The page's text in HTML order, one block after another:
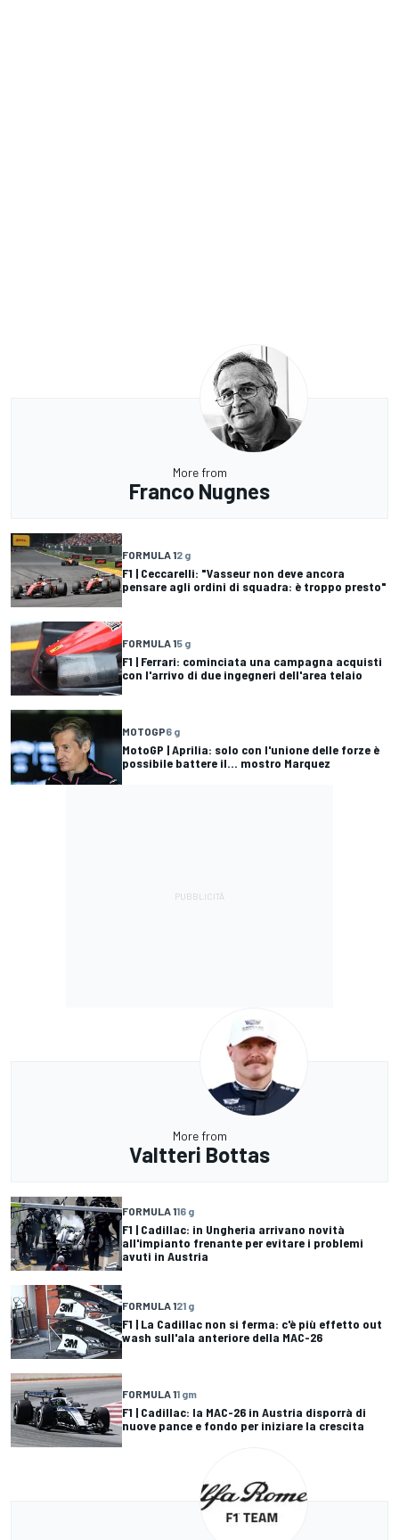
More from
Franco Nugnes
FORMULA 12 g
F1 | Ceccarelli: "Vasseur non deve ancora
pensare agli ordini di squadra: è troppo presto"
FORMULA 15 g
F1 | Ferrari: cominciata una campagna acquisti
con l'arrivo di due ingegneri dell'area telaio
MOTOGP6 g
MotoGP | Aprilia: solo con l'unione delle forze è
possibile battere il... mostro Marquez
More from
Valtteri Bottas
FORMULA 116 g
F1 | Cadillac: in Ungheria arrivano novità
all'impianto frenante per evitare i problemi
avuti in Austria
FORMULA 121 g
F1 | La Cadillac non si ferma: c'è più effetto out
wash sull'ala anteriore della MAC-26
FORMULA 11 gm
F1 | Cadillac: la MAC-26 in Austria disporrà di
nuove pance e fondo per iniziare la crescita